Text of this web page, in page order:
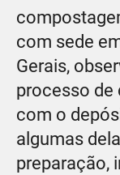
com sede
Gerais,
processo de
com o
algumas
preparação,